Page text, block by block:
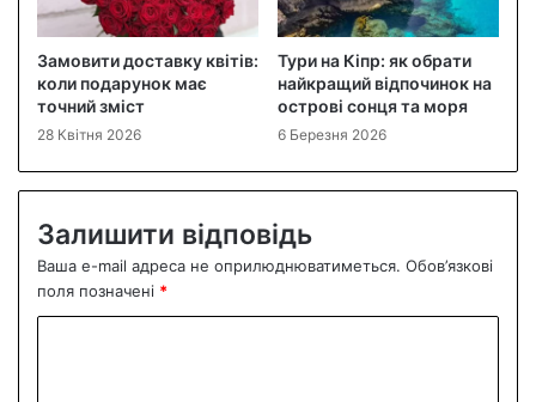
Замовити доставку квітів:
коли подарунок має
точний зміст
28 Квітня 2026
Тури на Кіпр: як обрати
найкращий відпочинок на
острові сонця та моря
6 Березня 2026
Залишити відповідь
Ваша e-mail адреса не оприлюднюватиметься. Обов’язкові
поля позначені *